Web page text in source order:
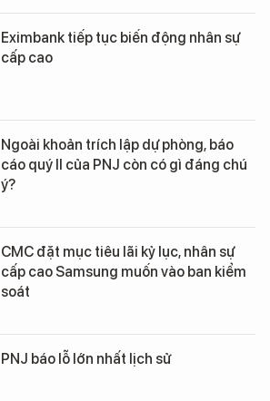
Eximbank tiếp tục biến động nhân sự
cấp cao
Ngoài khoản trích lập dự phòng, báo
cáo quý II của PNJ còn có gì đáng chú
ý?
CMC đặt mục tiêu lãi kỷ lục, nhân sự
cấp cao Samsung muốn vào ban kiểm
soát
PNJ báo lỗ lớn nhất lịch sử